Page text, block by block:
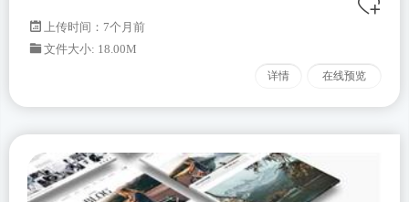
上传时间：7个月前
文件大小: 18.00M
详情 在线预览